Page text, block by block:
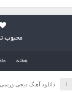
محبوب
هفته
دانلود آهنگ دیجی ورسی به نام